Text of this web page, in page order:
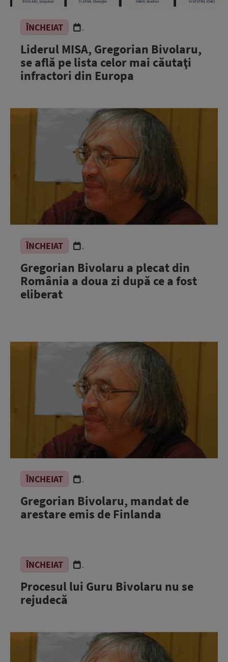
ÎNCHEIAT .
Liderul MISA, Gregorian Bivolaru,
se află pe lista celor mai căutaţi
infractori din Europa
ÎNCHEIAT .
Gregorian Bivolaru a plecat din
România a doua zi după ce a fost
eliberat
ÎNCHEIAT .
Gregorian Bivolaru, mandat de
arestare emis de Finlanda
ÎNCHEIAT .
Procesul lui Guru Bivolaru nu se
rejudecă